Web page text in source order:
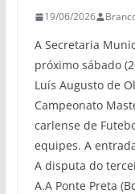
19/06/2026
A Secretaria
próximo sábado
Luís Augusto de
Campeonato
carlense de
equipes. A
A disputa do
A.A Ponte Preta